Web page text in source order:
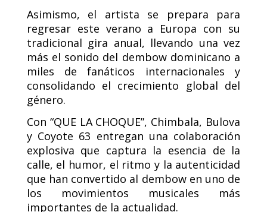
Asimismo, el artista se prepara para
regresar este verano a Europa con su
tradicional gira anual, llevando una vez
más el sonido del dembow dominicano a
miles de fanáticos internacionales y
consolidando el crecimiento global del
género.
Con “QUE LA CHOQUE”, Chimbala, Bulova
y Coyote 63 entregan una colaboración
explosiva que captura la esencia de la
calle, el humor, el ritmo y la autenticidad
que han convertido al dembow en uno de
los movimientos musicales más
importantes de la actualidad.